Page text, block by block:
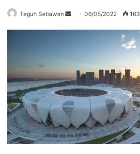
Teguh Setiawan
Send06/05/2022 163